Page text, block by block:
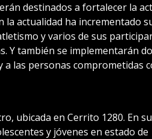
destinados a fortalecer la
la actualidad ha incrementado
y varios de sus
Y también se implementarán
las personas comprometidas
ubicada en Cerrito 1280. En
y jóvenes en estado de